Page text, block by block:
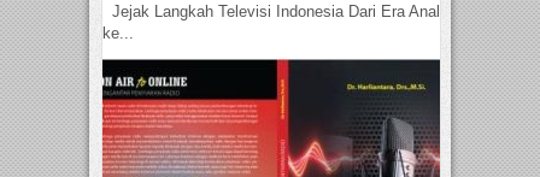
Jejak Langkah Televisi Indonesia Dari Era Analog
ke...